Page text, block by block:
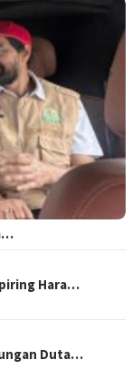
Hara…
Duta…